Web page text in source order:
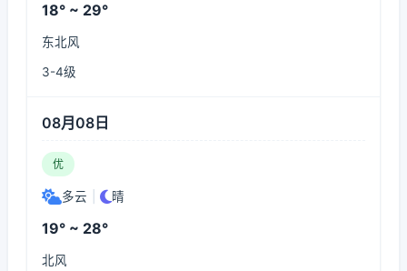
18° ~ 29°
东北风
3-4级
08月08日
优
多云 晴
19° ~ 28°
北风